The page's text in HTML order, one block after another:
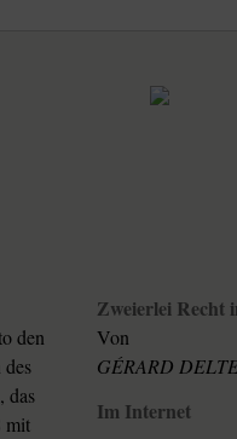
den
das
mit
Zweierlei Recht
Von
GÉRARD
Im Internet